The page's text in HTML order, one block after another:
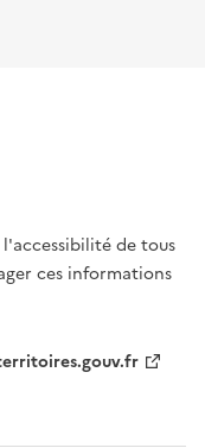
de tous
ces informations